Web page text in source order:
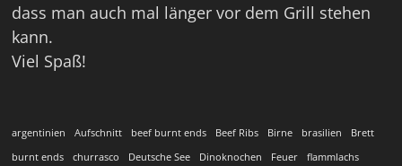
dass man auch mal länger vor dem Grill stehen
kann.
Viel Spaß!
argentinien Aufschnitt beef burnt ends Beef Ribs Birne brasilien
Brett
burnt ends
churrasco Deutsche See Dinoknochen Feuer flammlachs